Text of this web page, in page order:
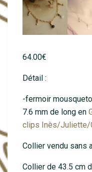
64.00€
Détail :
-fermoir
7.6 mm de long en
clips Inès/Juliette/
Collier vendu sans
Collier de 43.5 cm